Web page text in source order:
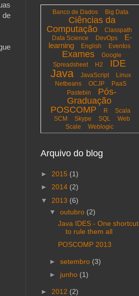
de
Banco de Dados Big Data
Ciências da
Computação
Classpath
Data Science
DevOps
E-
learning
English Eventos
Exames
Google
Spreadsheet
H2 IDE
Java JavaScript
Linux
Netbeans
OCJP
PaaS
Pastebin
Pós-
Graduação
POSCOMP
R
Scala
SCM
Skype SQL
Web
Scale
Weblogic
Arquivo do blog
► 2015 (1)
► 2014 (2)
▼ 2013 (6)
▼ outubro (2)
Java IDES - One shortcut
to rule them all
POSCOMP 2013
► setembro (3)
► junho (1)
► 2012 (2)